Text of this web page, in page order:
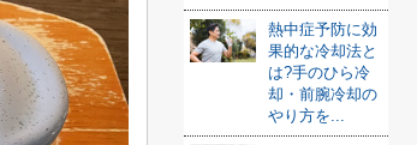
熱中症予防に効
果的な冷却法と
は?手のひら冷
却・前腕冷却の
やり方を...